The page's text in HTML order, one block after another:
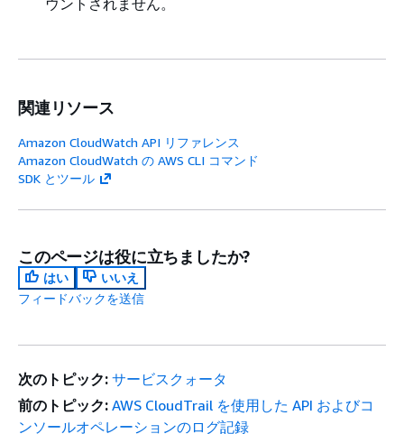
関連リソース
Amazon CloudWatch API リファレンス
Amazon CloudWatch の AWS CLI コマンド
SDK とツール
このページは役に立ちましたか?
はい
いいえ
フィードバックを送信
次のトピック: サービスクォータ
前のトピック: AWS CloudTrail を使用した API およびコ
ンソールオペレーションのログ記録